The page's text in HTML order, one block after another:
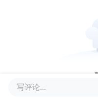
写评论...